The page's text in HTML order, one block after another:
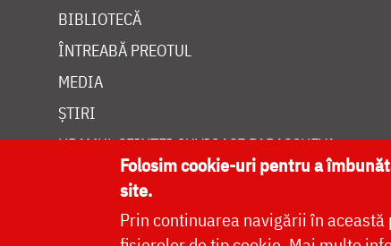
BIBLIOTECĂ
ÎNTREABĂ PREOTUL
MEDIA
ȘTIRI
HRAMUL SFINTEI CUVIOASE PARASCHEVA
Folosim cookie-uri pentru a
site.
Prin continuarea navigării în